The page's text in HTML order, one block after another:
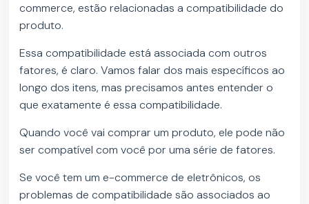
commerce, estão relacionadas a compatibilidade do
produto.
Essa compatibilidade está associada com outros
fatores, é claro. Vamos falar dos mais específicos ao
longo dos itens, mas precisamos antes entender o
que exatamente é essa compatibilidade.
Quando você vai comprar um produto, ele pode não
ser compatível com você por uma série de fatores.
Se você tem um e-commerce de eletrônicos, os
problemas de compatibilidade são associados ao